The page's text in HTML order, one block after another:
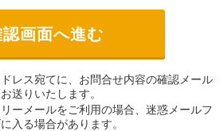
レス宛てに、お問合せ内容の確認メール
送りいたします。
ーメールをご利用の場合、迷惑メールフ
入る場合があります。